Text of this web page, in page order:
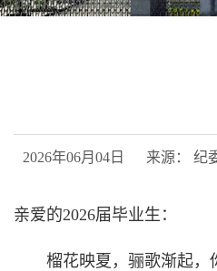
2026年06月04日 来源：
亲爱的2026届毕业生：
榴花映夏，骊歌渐起，